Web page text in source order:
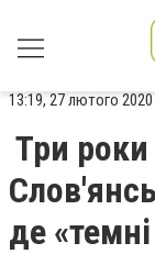
13:19, 27 лютого 2020
Три
де